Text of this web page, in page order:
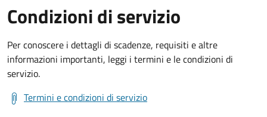
Condizioni di servizio
Per conoscere i dettagli di scadenze, requisiti e altre
informazioni importanti, leggi i termini e le condizioni di
servizio.
Termini e condizioni di servizio